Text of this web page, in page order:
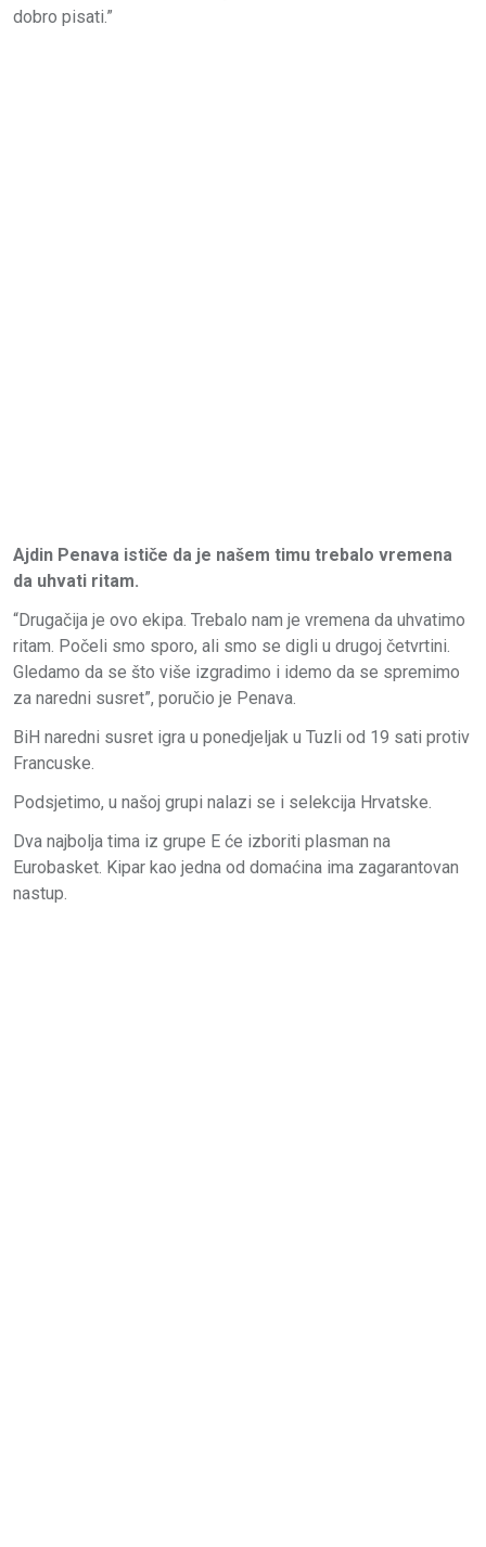
dobro pisati.”
Ajdin Penava ističe da je našem timu trebalo vremena
da uhvati ritam.
“Drugačija je ovo ekipa. Trebalo nam je vremena da uhvatimo
ritam. Počeli smo sporo, ali smo se digli u drugoj četvrtini.
Gledamo da se što više izgradimo i idemo da se spremimo
za naredni susret”, poručio je Penava.
BiH naredni susret igra u ponedjeljak u Tuzli od 19 sati protiv
Francuske.
Podsjetimo, u našoj grupi nalazi se i selekcija Hrvatske.
Dva najbolja tima iz grupe E će izboriti plasman na
Eurobasket. Kipar kao jedna od domaćina ima zagarantovan
nastup.